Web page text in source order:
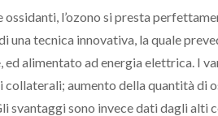
l’ozono si presta
tecnica innovativa, la quale
alimentato ad energia elettrica. I
aumento della quantità di
svantaggi sono invece dati dagli alti